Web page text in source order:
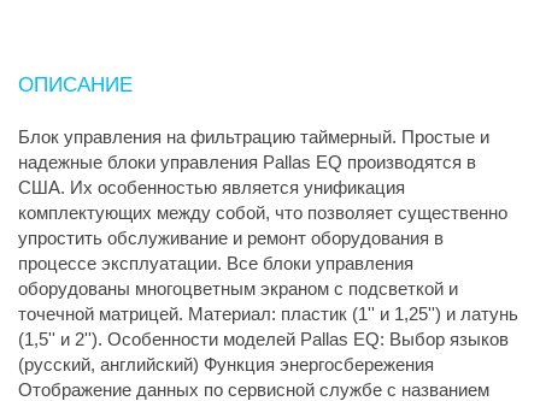
ОПИСАНИЕ
Блок управления на фильтрацию таймерный. Простые и
надежные блоки управления Pallas EQ производятся в
США. Их особенностью является унификация
комплектующих между собой, что позволяет существенно
упростить обслуживание и ремонт оборудования в
процессе эксплуатации. Все блоки управления
оборудованы многоцветным экраном с подсветкой и
точечной матрицей. Материал: пластик (1'' и 1,25'') и латунь
(1,5'' и 2''). Особенности моделей Pallas EQ: Выбор языков
(русский, английский) Функция энергосбережения
Отображение данных по сервисной службе с названием